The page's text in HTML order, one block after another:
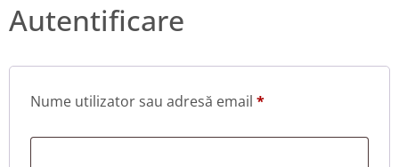
Autentificare
Nume utilizator sau adresă email *